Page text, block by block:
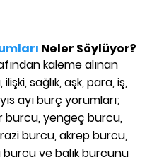
Neler Söylüyor?
kaleme alınan
sağlık, aşk, para, iş,
ayı burç yorumları;
burcu, yengeç burcu,
burcu, akrep burcu,
ve balık burcunu